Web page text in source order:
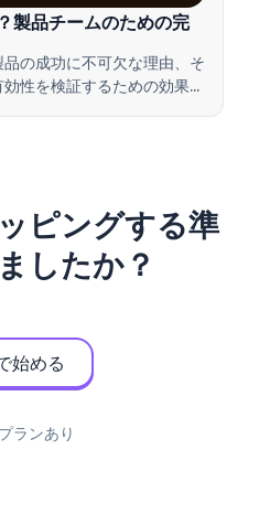
製品チームのための完
の成功に不可欠な理由、そ
性を検証するための効果的
ピングする準
したか？
始める
ランあり